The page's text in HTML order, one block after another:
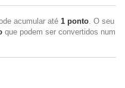
acumular até 1 ponto. O seu
que podem ser convertidos num